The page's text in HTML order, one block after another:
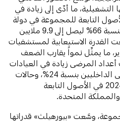
التشغيلية، ما أدّى إلى زيادة في
التابعة للمجموعة في دولة
الإمارات والمملكة المتحدة بنسبة 66% ليصل إلى 9.9 ملايين
2024. وارتفعت القدرة الاستيعابية لمستشفيات
إلى نحو 4,900 سرير، ما يمثِّل نمواً يقارب الضعف
المرضى زيادة في العيادات
الخارجية بنسبة 72%، والمرضى الداخليين بنسبة 24%، وحالات
الطوارئ بنسبة 31% في عام 2024 في الأصول التابعة
المتحدة.
وسَّعت «بيورهيلث» قدراتها